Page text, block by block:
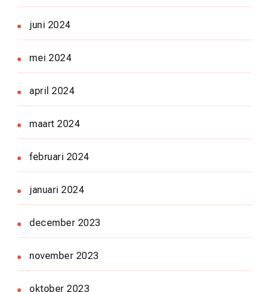
juni 2024
mei 2024
april 2024
maart 2024
februari 2024
januari 2024
december 2023
november 2023
oktober 2023